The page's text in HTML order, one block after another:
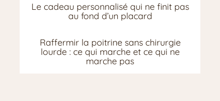
Le cadeau personnalisé qui ne finit pas
au fond d’un placard
Raffermir la poitrine sans chirurgie
lourde : ce qui marche et ce qui ne
marche pas